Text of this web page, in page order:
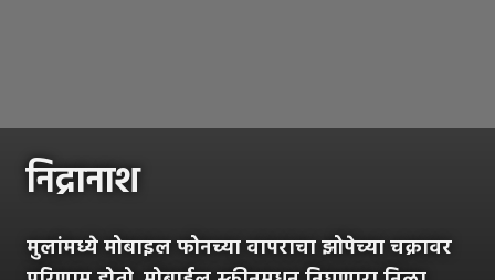
निद्रानाश
मुलांमध्ये मोबाइल फोनच्या वापराचा झोपेच्या चक्रावर